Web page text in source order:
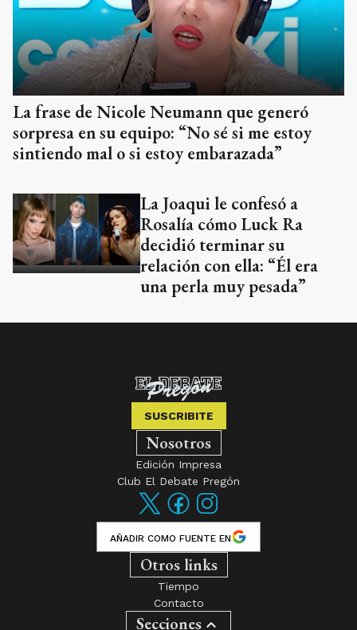
La frase de Nicole Neumann que generó
sorpresa en su equipo: “No sé si me estoy
sintiendo mal o si estoy embarazada”
La Joaqui le confesó a
Rosalía cómo Luck Ra
decidió terminar su
relación con ella: “Él era
una perla muy pesada”
SUSCRIBITE
Nosotros
Edición Impresa
Club El Debate Pregón
AÑADIR COMO FUENTE EN
Otros links
Tiempo
Contacto
Secciones